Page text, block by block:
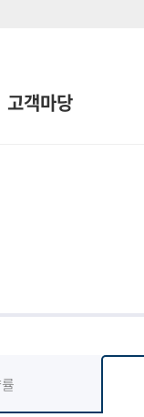
고객마당